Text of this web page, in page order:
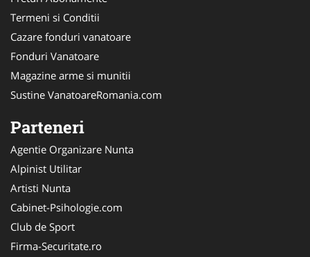
Termeni si Conditii
Cazare fonduri vanatoare
Fonduri Vanatoare
Magazine arme si munitii
Sustine VanatoareRomania.com
Parteneri
Agentie Organizare Nunta
Alpinist Utilitar
Artisti Nunta
Cabinet-Psihologie.com
Club de Sport
Firma-Securitate.ro